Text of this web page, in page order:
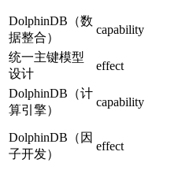
DolphinDB（数
据整合）
capability
统一主键模型
设计
effect
DolphinDB（计
算引擎）
capability
DolphinDB（因
子开发）
effect